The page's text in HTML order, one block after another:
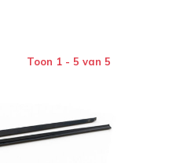
Toon 1 - 5 van 5